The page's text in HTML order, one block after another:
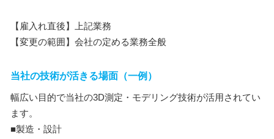
【雇入れ直後】上記業務
【変更の範囲】会社の定める業務全般
当社の技術が活きる場面（一例）
幅広い目的で当社の3D測定・モデリング技術が活用されてい
ます。
■製造・設計